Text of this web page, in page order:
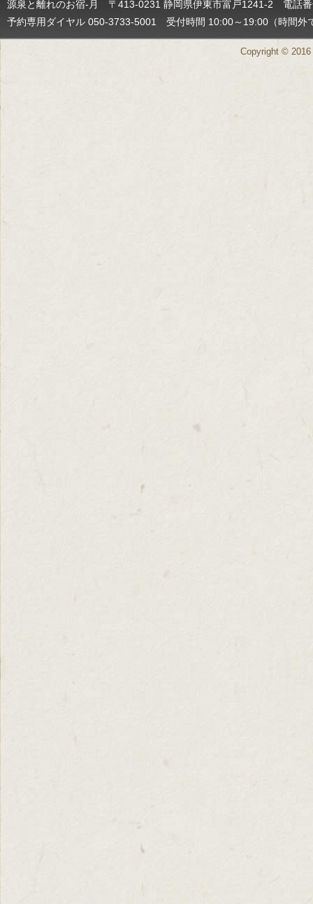
源泉と離れのお宿-月 〒413-0231 静岡県伊東市富戸1241-2 電話
予約専用ダイヤル 050-3733-5001 受付時間 10:00～19:00（時間外
Copyright ©